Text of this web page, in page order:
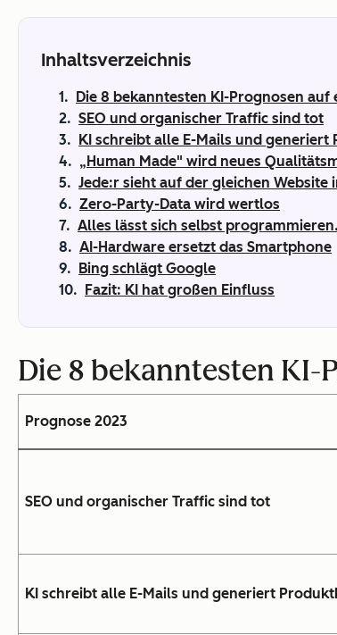
Inhaltsverzeichnis
Die 8 bekanntesten KI-Prognosen auf
SEO und organischer Traffic sind tot
KI schreibt alle E-Mails und generiert
„Human Made" wird neues
Jede:r sieht auf der gleichen Website
Zero-Party-Data wird wertlos
Alles lässt sich selbst programmieren.
AI-Hardware ersetzt das Smartphone
Bing schlägt Google
Fazit: KI hat großen Einfluss
Die 8 bekanntesten KI-
Prognose 2023
SEO und organischer Traffic sind tot
KI schreibt alle E-Mails und generiert